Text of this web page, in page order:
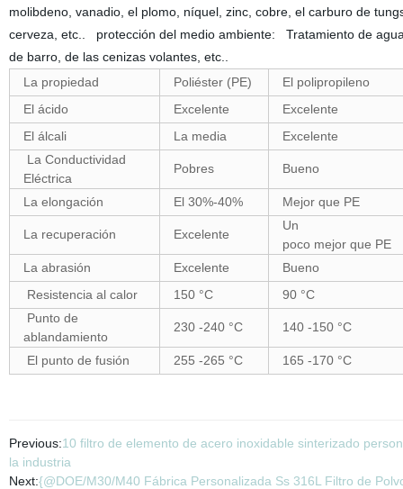
molibdeno, vanadio, el plomo, níquel, zinc, cobre, el carburo de
cerveza, etc.. protección del medio ambiente: Tratamiento de
de barro, de las cenizas volantes, etc..
La propiedad
Poliéster (PE)
El polipropileno
El ácido
Excelente
Excelente
El álcali
La media
Excelente
La Conductividad
Eléctrica
Pobres Bueno
La elongación El 30%-40% Mejor que PE
La recuperación Excelente
Un
poco mejor que PE
La abrasión
Excelente
Bueno
Resistencia al calor
150 °C
90 °C
Punto de
ablandamiento
230 -240 °C 140 -150 °C
El punto de fusión 255 -265 °C 165 -170 °C
Previous:10 filtro de elemento de acero inoxidable sinterizado
la industria
Next:{@DOE/M30/M40 Fábrica Personalizada Ss 316L Filtro de